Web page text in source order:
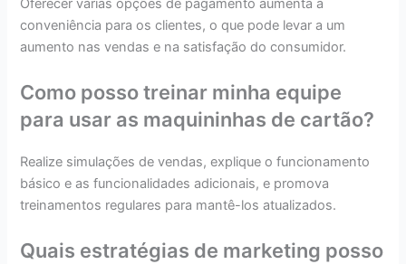
Oferecer várias opções de pagamento aumenta a
conveniência para os clientes, o que pode levar a um
aumento nas vendas e na satisfação do consumidor.
Como posso treinar minha equipe
para usar as maquininhas de cartão?
Realize simulações de vendas, explique o funcionamento
básico e as funcionalidades adicionais, e promova
treinamentos regulares para mantê-los atualizados.
Quais estratégias de marketing posso